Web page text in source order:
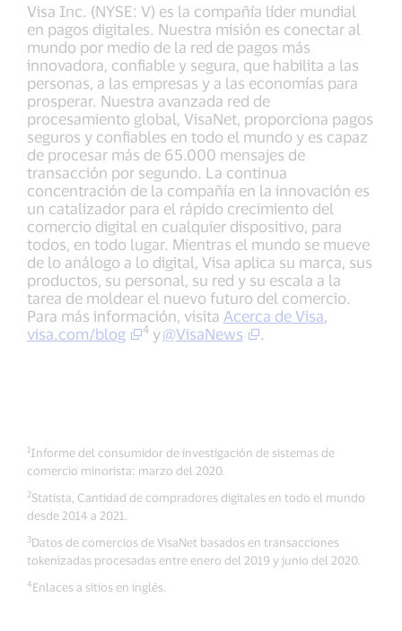
Visa Inc. (NYSE: V) es la compañía líder mundial
en pagos digitales. Nuestra misión es conectar al
mundo por medio de la red de pagos más
innovadora, confiable y segura, que habilita a las
personas, a las empresas y a las economías para
prosperar. Nuestra avanzada red de
procesamiento global, VisaNet, proporciona pagos
seguros y confiables en todo el mundo y es capaz
de procesar más de 65.000 mensajes de
transacción por segundo. La continua
concentración de la compañía en la innovación es
un catalizador para el rápido crecimiento del
comercio digital en cualquier dispositivo, para
todos, en todo lugar. Mientras el mundo se mueve
de lo análogo a lo digital, Visa aplica su marca, sus
productos, su personal, su red y su escala a la
tarea de moldear el nuevo futuro del comercio.
Para más información, visita Acerca de Visa
visa.com/blog
4 y@VisaNews
1Informe del consumidor de investigación de sistemas de
comercio minorista: marzo del 2020.
2Statista, Cantidad de compradores digitales en todo el mundo
desde 2014 a 2021.
3Datos de comercios de VisaNet basados en transacciones
tokenizadas procesadas entre enero del 2019 y junio del 2020.
4Enlaces a sitios en inglés.